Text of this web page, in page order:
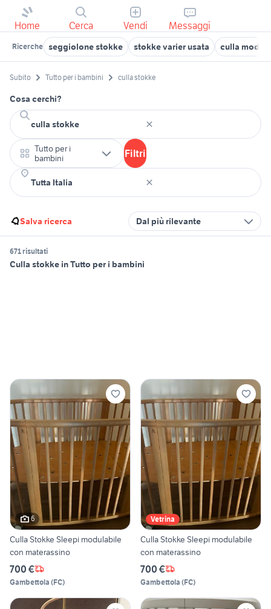
Home Cerca Vendi Messaggi
Ricerche seggiolone stokke stokke varier usata culla
Subito Tutto per i bambini culla stokke
Cosa cerchi?
Tutto per i
bambini
Filtri
Salva ricerca Dal più rilevante
671 risultati
Culla stokke in Tutto per i bambini
6
Culla Stokke Sleepi modulabile
con materassino
700 €
Gambettola (FC)
Vetrina
Culla Stokke Sleepi modulabile
con materassino
700 €
Gambettola (FC)